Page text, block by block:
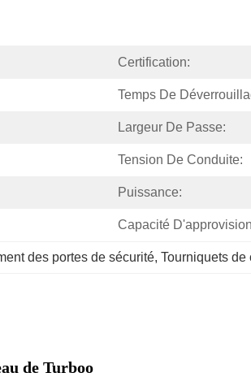
Certification:
Temps De
Largeur De Passe:
Tension De Conduite:
Puissance:
Capacité
des portes de sécurité, Tourniquets
de Turboo